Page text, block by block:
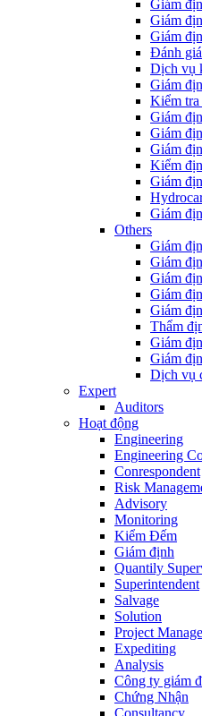
Giám
Giám
Giám
Đánh
Dịch vụ
Giám
Kiểm tra
Giám
Giám
Giám
Kiểm
Giám
Giám
Others
Giám
Giám
Giám
Giám
Giám
Thẩm
Giám
Giám
Dịch vụ
Expert
Auditors
Hoạt động
Engineering
Engineering
Conrespondent
Risk
Advisory
Monitoring
Kiểm Đếm
Giám định
Quantily
Superintendent
Salvage
Solution
Project
Expediting
Analysis
Công ty giám
Chứng Nhận